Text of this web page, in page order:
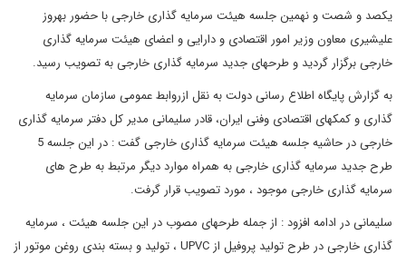
یکصد و شصت و نهمین جلسه هیئت سرمایه گذاری خارجی با حضور بهروز
علیشیری معاون وزیر امور اقتصادی و دارایی و اعضای هیئت سرمایه گذاری
خارجی برگزار گردید و طرحهای جدید سرمایه گذاری خارجی به تصویب رسید.
به گزارش پایگاه اطلاع رسانی دولت به نقل ازروابط عمومی سازمان سرمایه
گذاری و کمکهای اقتصادی وفنی ایران، قادر سلیمانی مدیر کل دفتر سرمایه گذاری
خارجی در حاشیه جلسه هیئت سرمایه گذاری خارجی گفت : در این جلسه 5
طرح جدید سرمایه گذاری خارجی به همراه موارد دیگر مرتبط به طرح های
سرمایه گذاری خارجی موجود ، مورد تصویب قرار گرفت.
سلیمانی در ادامه افزود : از جمله طرحهای مصوب در این جلسه هیئت ، سرمایه
گذاری خارجی در طرح تولید پروفیل از UPVC ، تولید و بسته بندی روغن موتور از